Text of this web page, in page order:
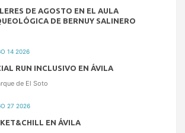
DE AGOSTO EN EL AULA
DE BERNUY SALINERO
14 2026
RUN INCLUSIVO EN ÁVILA
de El Soto
27 2026
EN ÁVILA